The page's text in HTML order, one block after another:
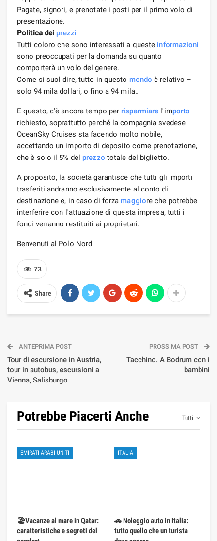
Pagate, signori, e prenotate i posti per il primo volo di
presentazione.
Politica dei prezzi
Tutti coloro che sono interessati a queste informazioni
sono preoccupati per la domanda su quanto
comporterà un volo del genere.
Come si suol dire, tutto in questo mondo è relativo –
solo 94 mila dollari, o fino a 94 mila…
E questo, c'è ancora tempo per risparmiare l'importo
richiesto, soprattutto perché la compagnia svedese
OceanSky Cruises sta facendo molto nobile,
accettando un importo di deposito come prenotazione,
che è solo il 5% del prezzo totale del biglietto.
A proposito, la società garantisce che tutti gli importi
trasferiti andranno esclusivamente al conto di
destinazione e, in caso di forza maggiore che potrebbe
interferire con l'attuazione di questa impresa, tutti i
fondi verranno restituiti ai proprietari.
Benvenuti al Polo Nord!
73
Share
ANTEPRIMA POST
Tour di escursione in Austria,
tour in autobus, escursioni a
Vienna, Salisburgo
PROSSIMA POST
Tacchino. A Bodrum con i
bambini
Tutti
Potrebbe Piacerti Anche
EMIRATI ARABI UNITI
🏖️Vacanze al mare in Qatar:
caratteristiche e segreti del
ITALIA
🚗 Noleggio auto in Italia:
tutto quello che un turista